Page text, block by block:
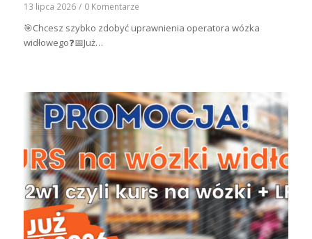
13 lipca 2026 / 0 Komentarze
🎯Chcesz szybko zdobyć uprawnienia operatora wózka
widłowego❓📅Już…